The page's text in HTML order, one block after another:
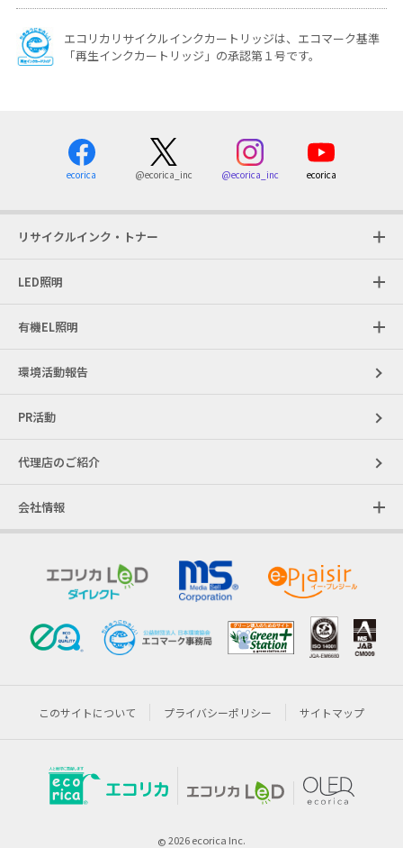
エコリカリサイクルインクカートリッジは、エコマーク基準
「再生インクカートリッジ」の承認第１号です。
ecorica @ecorica_inc @ecorica_inc ecorica
リサイクルインク・トナー
LED照明
有機EL照明
環境活動報告
PR活動
代理店のご紹介
会社情報
このサイトについて プライバシーポリシー サイトマップ
©2026 ecorica Inc.